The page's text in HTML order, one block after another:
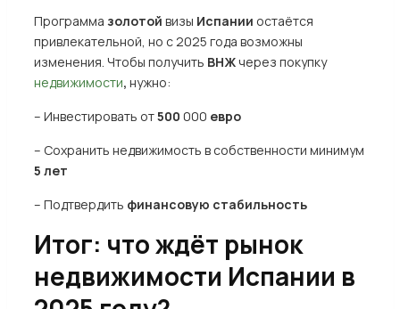
Программа золотой визы Испании остаётся
привлекательной, но с 2025 года возможны
изменения. Чтобы получить ВНЖчерез покупку
недвижимости, нужно:
– Инвестировать от500 000 евро
– Сохранить недвижимость в собственности минимум
5 лет
– Подтвердить финансовую стабильность
Итог: что ждёт рынок
недвижимости Испании в